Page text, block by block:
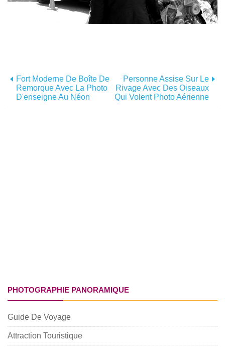
Fort Moderne De Boîte De
Remorque Avec La Photo
D'enseigne Au Néon
Personne Assise Sur Le
Rivage Avec Des Oiseaux
Qui Volent Photo Aérienne
PHOTOGRAPHIE PANORAMIQUE
Guide De Voyage
Attraction Touristique